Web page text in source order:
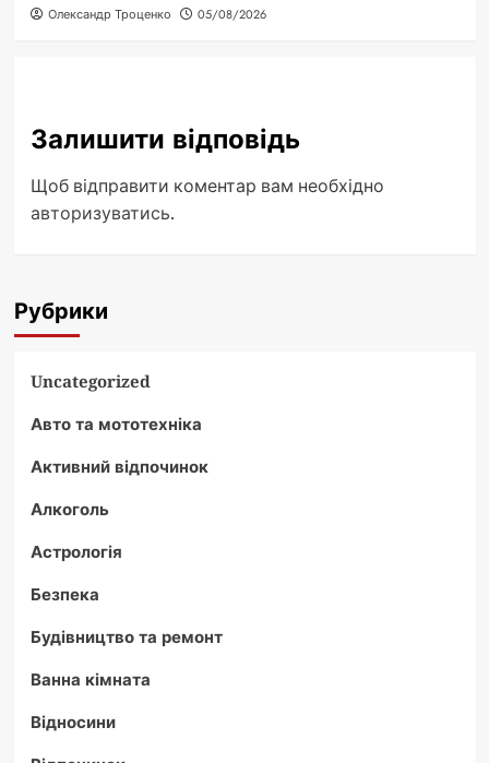
Олександр Троценко 05/08/2026
Залишити відповідь
Щоб відправити коментар вам необхідно
авторизуватись.
Рубрики
Uncategorized
Авто та мототехніка
Активний відпочинок
Алкоголь
Астрологія
Безпека
Будівництво та ремонт
Ванна кімната
Відносини